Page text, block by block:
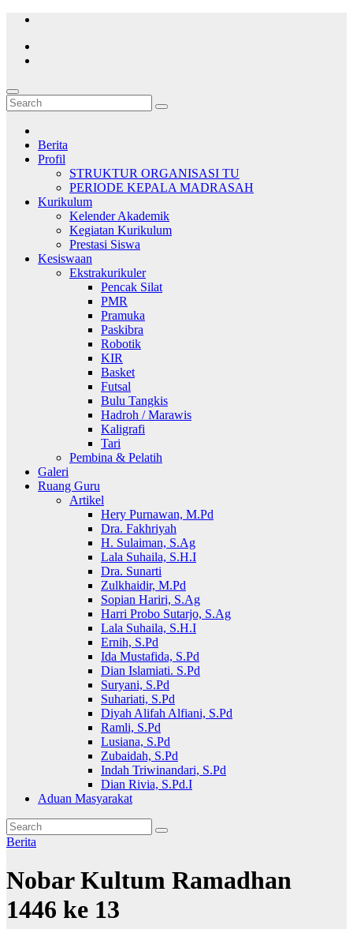
Skip
content
Berita
Profil
STRUKTUR ORGANISASI TU
PERIODE KEPALA MADRASAH
Kurikulum
Kelender Akademik
Kegiatan Kurikulum
Prestasi Siswa
Kesiswaan
Ekstrakurikuler
Pencak Silat
PMR
Pramuka
Paskibra
Robotik
KIR
Basket
Futsal
Bulu Tangkis
Hadroh / Marawis
Kaligrafi
Tari
Pembina & Pelatih
Galeri
Ruang Guru
Artikel
Hery Purnawan, M.Pd
Dra. Fakhriyah
H. Sulaiman, S.Ag
Lala Suhaila, S.H.I
Dra. Sunarti
Zulkhaidir, M.Pd
Sopian Hariri, S.Ag
Harri Probo Sutarjo, S.Ag
Lala Suhaila, S.H.I
Ernih, S.Pd
Ida Mustafida, S.Pd
Dian Islamiati. S.Pd
Suryani, S.Pd
Suhariati, S.Pd
Diyah Alifah Alfiani, S.Pd
Ramli, S.Pd
Lusiana, S.Pd
Zubaidah, S.Pd
Indah Triwinandari, S.Pd
Dian Rivia, S.Pd.I
Aduan Masyarakat
Berita
Nobar Kultum Ramadhan
1446 ke 13